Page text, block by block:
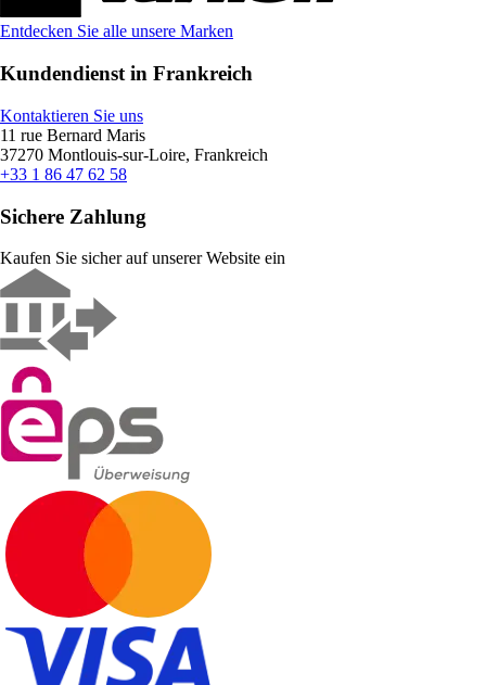
Entdecken Sie alle unsere Marken
Kundendienst in Frankreich
Kontaktieren Sie uns
11 rue Bernard Maris
37270 Montlouis-sur-Loire, Frankreich
+33 1 86 47 62 58
Sichere Zahlung
Kaufen Sie sicher auf unserer Website ein